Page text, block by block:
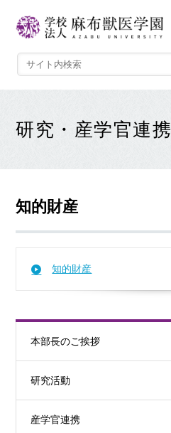
研究・産学官連携
知的財産
知的財産
本部長のご挨拶
研究活動
産学官連携